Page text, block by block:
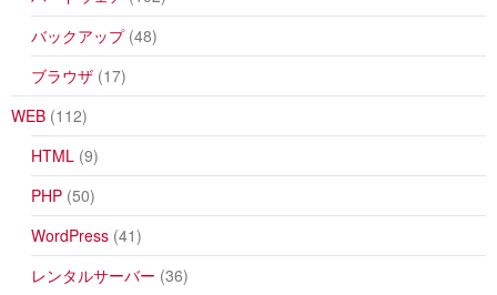
バックアップ(48)
ブラウザ (17)
WEB (112)
HTML (9)
PHP (50)
WordPress (41)
レンタルサーバー (36)